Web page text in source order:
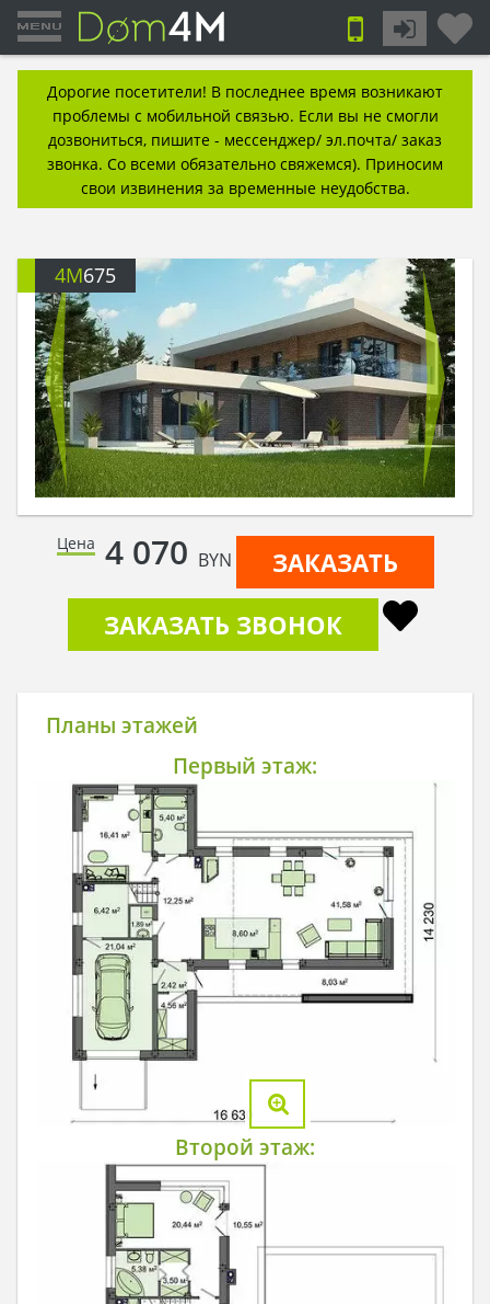
Дорогие посетители! В последнее время возникают
проблемы с мобильной связью. Если вы не смогли
дозвониться, пишите - мессенджер/ эл.почта/ заказ
звонка. Со всеми обязательно свяжемся). Приносим
свои извинения за временные неудобства.
4M675
Цена 4 070 BYN
ЗАКАЗАТЬ
ЗАКАЗАТЬ ЗВОНОК
Планы этажей
Первый этаж:
Второй этаж: